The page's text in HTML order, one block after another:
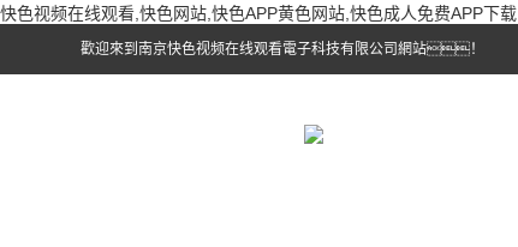
快色视频在线观看,快色网站,快色APP黄色网站,快色成人免费APP下载
歡迎來到南京快色视频在线观看電子科技有限公司網站！